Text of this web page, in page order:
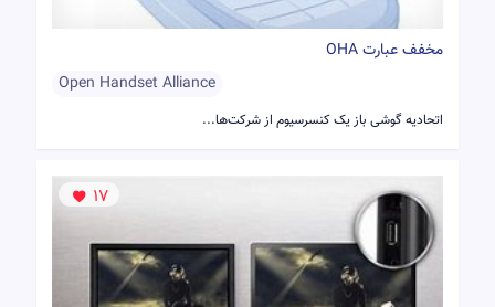
مخفف عبارت OHA
Open Handset Alliance
اتحادیه گوشی باز یک کنسرسیوم از شرکت‌ها...
17